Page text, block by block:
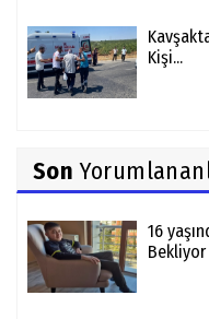
Kişi...
Son
16
Bekliyor